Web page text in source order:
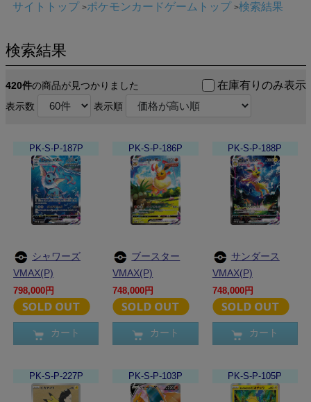
サイトトップ ポケモンカードゲームトップ 検索結果
検索結果
420件の商品が見つかりました 在庫有りのみ表示
表示数 表示順
PK-S-P-187P
シャワーズ
VMAX(P)
798,000円
カート
PK-S-P-186P
ブースター
VMAX(P)
748,000円
カート
PK-S-P-188P
サンダース
VMAX(P)
748,000円
カート
PK-S-P-227P PK-S-P-103P PK-S-P-105P